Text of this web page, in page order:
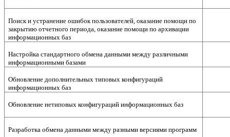
Поиск и устранение ошибок пользователей, оказание помощи по
закрытию отчетного периода, оказание помощи по архивации
информационных баз
Настройка стандартного обмена данными между различными
информационными базами
Обновление дополнительных типовых конфигураций
информационных баз
Обновление нетиповых конфигураций информационных баз
Разработка обмена данными между разными версиями программ